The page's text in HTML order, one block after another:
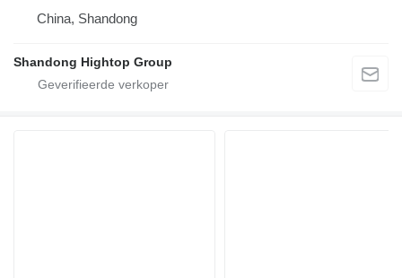
China, Shandong
Shandong Hightop Group